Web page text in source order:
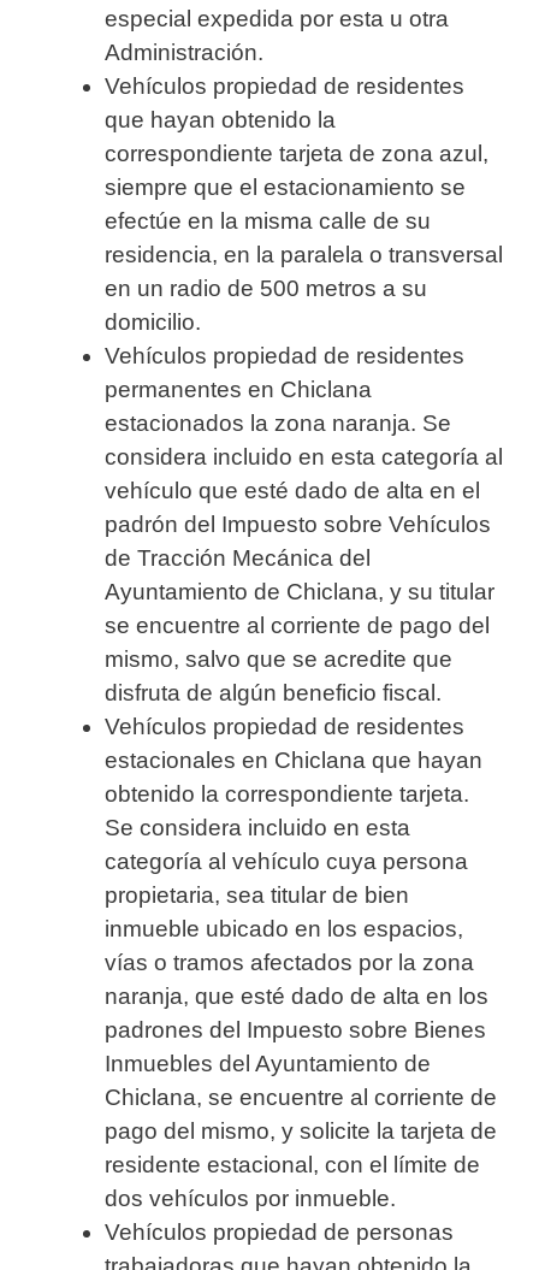
especial expedida por esta u otra
Administración.
Vehículos propiedad de residentes
que hayan obtenido la
correspondiente tarjeta de zona azul,
siempre que el estacionamiento se
efectúe en la misma calle de su
residencia, en la paralela o transversal
en un radio de 500 metros a su
domicilio.
Vehículos propiedad de residentes
permanentes en Chiclana
estacionados la zona naranja. Se
considera incluido en esta categoría al
vehículo que esté dado de alta en el
padrón del Impuesto sobre Vehículos
de Tracción Mecánica del
Ayuntamiento de Chiclana, y su titular
se encuentre al corriente de pago del
mismo, salvo que se acredite que
disfruta de algún beneficio fiscal.
Vehículos propiedad de residentes
estacionales en Chiclana que hayan
obtenido la correspondiente tarjeta.
Se considera incluido en esta
categoría al vehículo cuya persona
propietaria, sea titular de bien
inmueble ubicado en los espacios,
vías o tramos afectados por la zona
naranja, que esté dado de alta en los
padrones del Impuesto sobre Bienes
Inmuebles del Ayuntamiento de
Chiclana, se encuentre al corriente de
pago del mismo, y solicite la tarjeta de
residente estacional, con el límite de
dos vehículos por inmueble.
Vehículos propiedad de personas